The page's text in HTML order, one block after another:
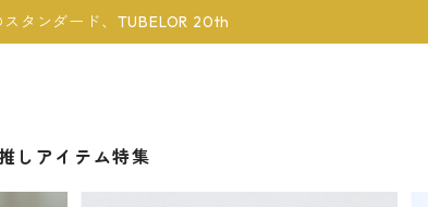
スタンダード、TUBELOR 20th
しアイテム特集